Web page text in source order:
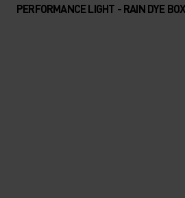
PERFORMANCE LIGHT - RAIN DYE